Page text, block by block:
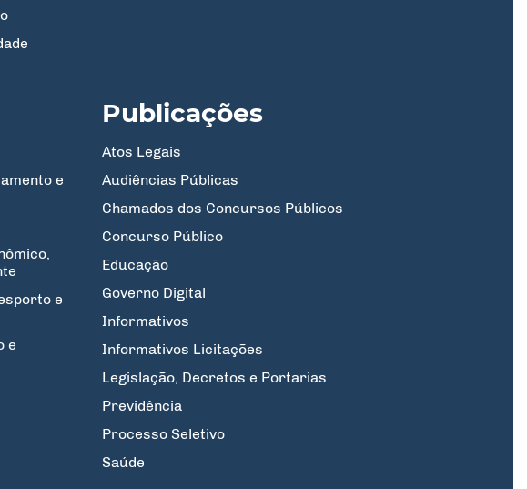
e
e
e
Publicações
Atos Legais
Audiências Públicas
Chamados dos Concursos Públicos
Concurso Público
Educação
Governo Digital
Informativos
Informativos Licitações
Legislação, Decretos e Portarias
Previdência
Processo Seletivo
Saúde